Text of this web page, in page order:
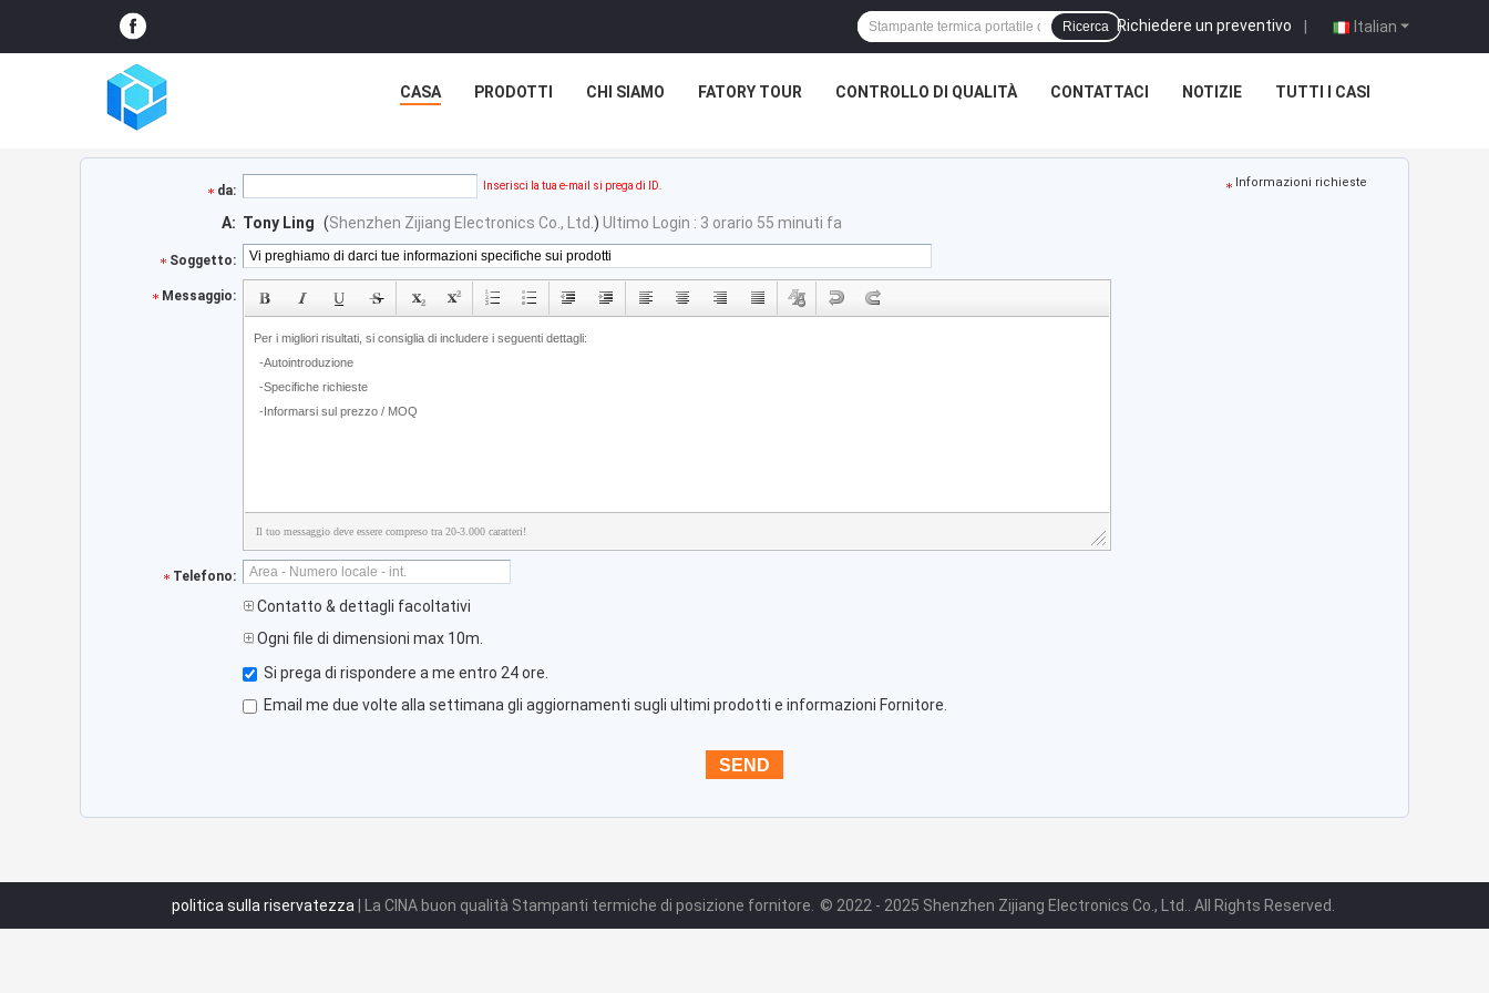
Italian
Richiedere un preventivo |
Ricerca
CASA PRODOTTI CHI SIAMO FATORY TOUR CONTROLLO DI QUALITÀ CONTATTACI NOTIZIE TUTTI I CASI
da: Inserisci la tua e-mail si prega di ID. Informazioni richieste
A: Tony Ling (Shenzhen Zijiang Electronics Co., Ltd. ) Ultimo Login : 3 orario 55 minuti fa
Soggetto:
Messaggio:
Il tuo messaggio deve essere compreso tra 20-3.000 caratteri!
Telefono:
Contatto & dettagli facoltativi
Ogni file di dimensioni max 10m.
Si prega di rispondere a me entro 24 ore.
Email me due volte alla settimana gli aggiornamenti sugli ultimi prodotti e informazioni Fornitore.
politica sulla riservatezza | La CINA buon qualità Stampanti termiche di posizione fornitore. © 2022 - 2025 Shenzhen Zijiang Electronics Co., Ltd.. All Rights Reserved.